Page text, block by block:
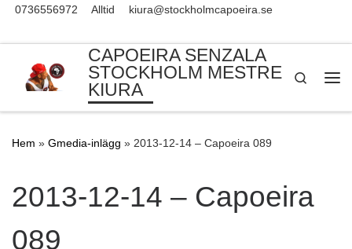
0736556972 Alltid kiura@stockholmcapoeira.se
CAPOEIRA SENZALA
STOCKHOLM MESTRE
KIURA
Search
Hem » Gmedia-inlägg » 2013-12-14 – Capoeira 089
2013-12-14 – Capoeira
089